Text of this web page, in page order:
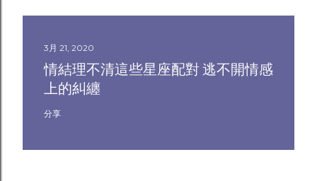
3月 21, 2020
情結理不清這些星座配對 逃不開情感
上的糾纏
分享